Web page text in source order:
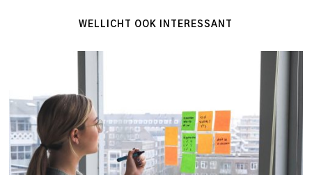
WELLICHT OOK INTERESSANT